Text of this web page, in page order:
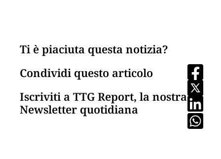
Ti è piaciuta questa notizia?
Condividi questo articolo
Iscriviti a TTG Report, la nostra
Newsletter quotidiana